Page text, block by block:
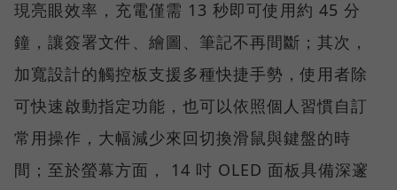
現亮眼效率，充電僅需 13 秒即可使用約 45 分
鐘，讓簽署文件、繪圖、筆記不再間斷；其次，
加寬設計的觸控板支援多種快捷手勢，使用者除
可快速啟動指定功能，也可以依照個人習慣自訂
常用操作，大幅減少來回切換滑鼠與鍵盤的時
間；至於螢幕方面， 14 吋 OLED 面板具備深邃